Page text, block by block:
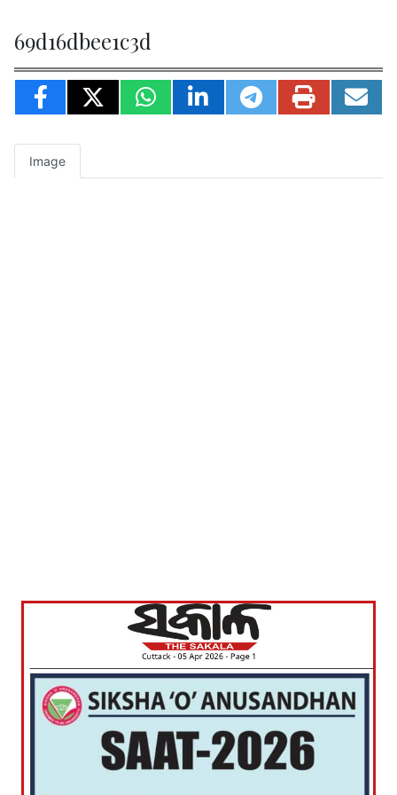
69d16dbee1c3d
Image